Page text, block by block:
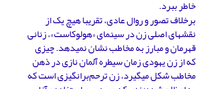
خاطر ببرد.
برخلاف تصور و روال عادی، تقریبا هیچ یک از
نقش­های اصلی زن در سینمای «هولوکاست»، زنانی
قهرمان و مبارز به مخاطب نشان نمی­دهد. چیزی
که از زن یهودی زمان سیطره آلمان نازی در ذهن
مخاطب شکل می­گیرد، زن ترحم‌برانگیزی است که